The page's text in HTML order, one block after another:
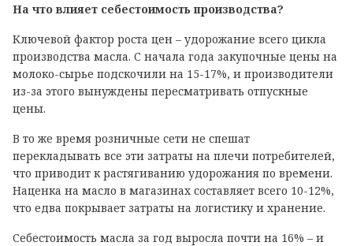
На что влияет себестоимость производства?
Ключевой фактор роста цен – удорожание всего цикла
производства масла. С начала года закупочные цены на
молоко-сырье подскочили на 15-17%, и производители
из-за этого вынуждены пересматривать отпускные
цены.
В то же время розничные сети не спешат
перекладывать все эти затраты на плечи потребителей,
что приводит к растягиванию удорожания по времени.
Наценка на масло в магазинах составляет всего 10-12%,
что едва покрывает затраты на логистику и хранение.
Себестоимость масла за год выросла почти на 16% – и